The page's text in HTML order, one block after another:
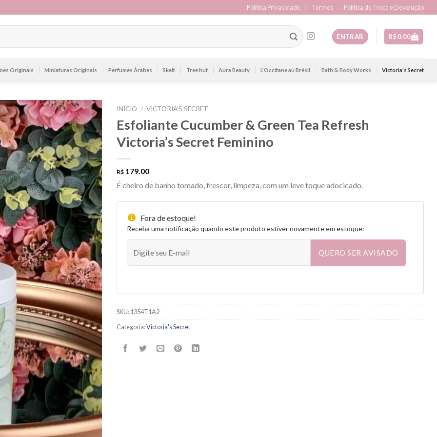
Política Privacidade Termos Politica de Troca e Devolução
ENTRAR R$0.00
Originais Miniaturas Originais Perfumes Árabes Skelt Tree hut Aura Beauty L’Occitane au Brésil Bath & Body Works Victoria’s Secret
INÍCIO / VICTORIA'S SECRET
Esfoliante Cucumber & Green Tea Refresh
Victoria’s Secret Feminino
R$ 179.00
É cheiro de banho tomado, frescor, limpeza, com um leve toque adocicado.
Fora de estoque!
Receba uma notificação quando este produto estiver novamente em estoque:
QUERO SER AVISADO
SKU:1354T1A2
Categoria:Victoria's Secret